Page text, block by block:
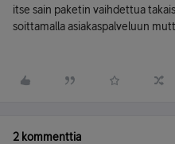
itse sain paketin vaihdettua
soittamalla asiakaspalveluun
2 kommenttia